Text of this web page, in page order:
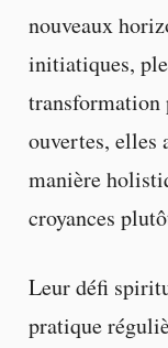
nouveaux
initiatiques,
transformation
ouvertes, elles
manière
croyances
Leur défi
pratique